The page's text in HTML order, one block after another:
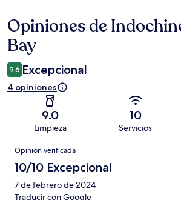
Opiniones
Opiniones de
Bay
9.6 Excepcional
4 opiniones
9.0
Limpieza
10
Servicios
Opiniones
Opinión verificada
10/10 Excepcional
7 de febrero de 2024
Traducir con Google